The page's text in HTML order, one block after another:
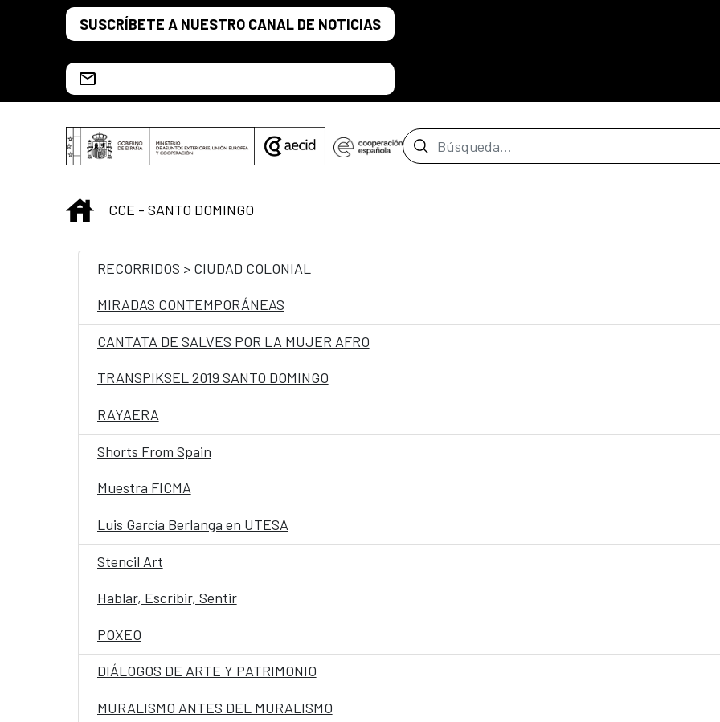
Saltar al contenido principal
SUSCRÍBETE A NUESTRO CANAL DE NOTICIAS
Barra de búsqueda
INICIO
CCE - SANTO DOMINGO
RECORRIDOS > CIUDAD COLONIAL
MIRADAS CONTEMPORÁNEAS
CANTATA DE SALVES POR LA MUJER AFRO
TRANSPIKSEL 2019 SANTO DOMINGO
RAYAERA
Shorts From Spain
Muestra FICMA
Luis García Berlanga en UTESA
Stencil Art
Hablar, Escribir, Sentir
POXEO
DIÁLOGOS DE ARTE Y PATRIMONIO
MURALISMO ANTES DEL MURALISMO